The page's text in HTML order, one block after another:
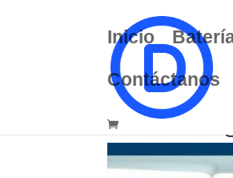
Inicio
Contáctanos
Cambio